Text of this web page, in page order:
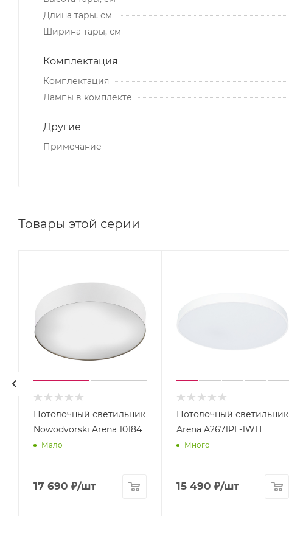
Длина тары, см
Ширина тары, см
Комплектация
Комплектация
Лампы в комплекте
Другие
Примечание
Товары этой серии
Потолочный светильник
Nowodvorski Arena 10184
Мало
17 690 ₽/шт
Потолочный светильник
Arena A2671PL-1WH
Много
15 490 ₽/шт